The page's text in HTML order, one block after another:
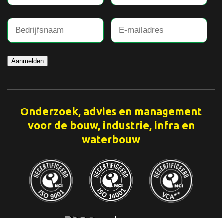
Aanmelden
Onderzoek, advies en management
voor de bouw, industrie, infra en
waterbouw